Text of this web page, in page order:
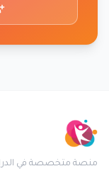
منصة متخصصة في